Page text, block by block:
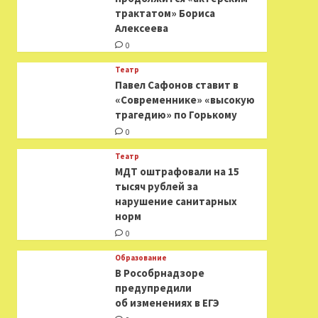
трактатом» Бориса
Алексеева
0
Театр
Павел Сафонов ставит в
«Современнике» «высокую
трагедию» по Горькому
0
Театр
МДТ оштрафовали на 15
тысяч рублей за
нарушение санитарных
норм
0
Образование
В Рособрнадзоре
предупредили
об изменениях в ЕГЭ